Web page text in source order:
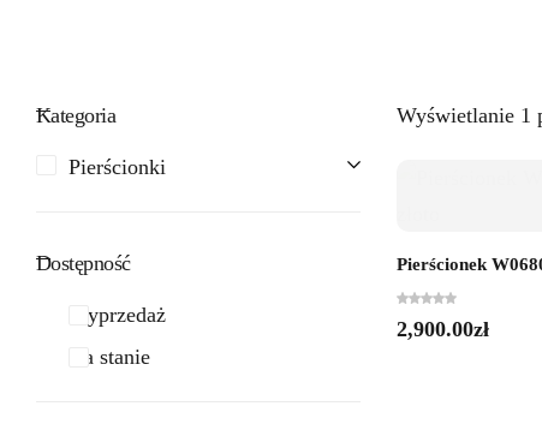
Wyświetlanie 1
Pierścionek
2,900.00zł
Kategoria
Pierścionki
Dostępność
Wyprzedaż
Na stanie